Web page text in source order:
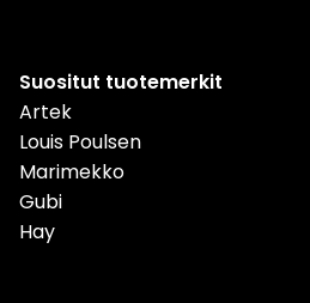
Suositut tuotemerkit
Artek
Louis Poulsen
Marimekko
Gubi
Hay